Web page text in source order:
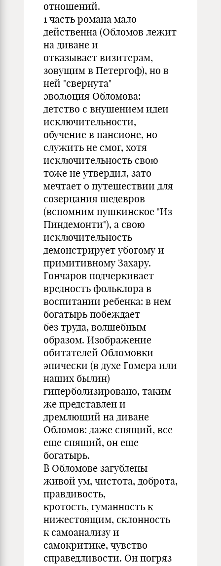
отношений.
1 часть романа мало
действенна (Обломов лежит
на диване и
отказывает визитерам,
зовущим в Петергоф), но в
ней "свернута"
эволюция Обломова:
детство с внушением идеи
исключительности,
обучение в пансионе, но
служить не смог, хотя
исключительность свою
тоже не утвердил, зато
мечтает о путешествии для
созерцания шедевров
(вспомним пушкинское "Из
Пиндемонти"), а свою
исключительность
демонстрирует убогому и
примитивному Захару.
Гончаров подчеркивает
вредность фольклора в
воспитании ребенка: в нем
богатырь побеждает
без труда, волшебным
образом. Изображение
обитателей Обломовки
эпически (в духе Гомера или
наших былин)
гиперболизировано, таким
же представлен и
дремлющий на диване
Обломов: даже спящий, все
еще спящий, он еще
богатырь.
В Обломове загублены
живой ум, чистота, доброта,
правдивость,
кротость, гуманность к
нижестоящим, склонность
к самоанализу и
самокритике, чувство
справедливости. Он погряз